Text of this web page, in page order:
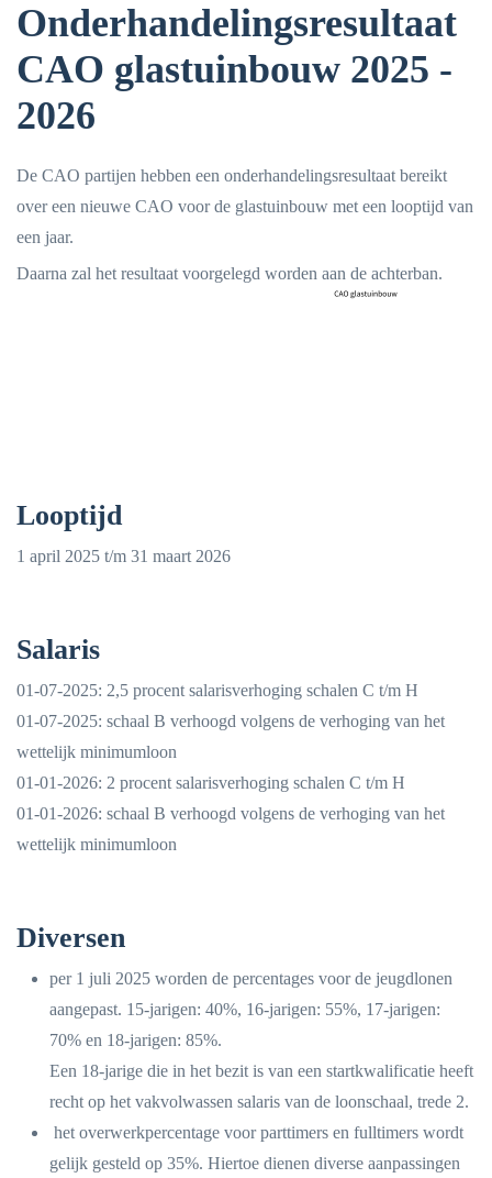
Onderhandelingsresultaat
CAO glastuinbouw 2025 -
2026
De CAO partijen hebben een onderhandelingsresultaat bereikt
over een nieuwe CAO voor de glastuinbouw met een looptijd van
een jaar.
Daarna zal het resultaat voorgelegd worden aan de achterban.
Looptijd
1 april 2025 t/m 31 maart 2026
Salaris
01-07-2025: 2,5 procent salarisverhoging schalen C t/m H
01-07-2025: schaal B verhoogd volgens de verhoging van het
wettelijk minimumloon
01-01-2026: 2 procent salarisverhoging schalen C t/m H
01-01-2026: schaal B verhoogd volgens de verhoging van het
wettelijk minimumloon
Diversen
per 1 juli 2025 worden de percentages voor de jeugdlonen
aangepast. 15-jarigen: 40%, 16-jarigen: 55%, 17-jarigen:
70% en 18-jarigen: 85%.
Een 18-jarige die in het bezit is van een startkwalificatie heeft
recht op het vakvolwassen salaris van de loonschaal, trede 2.
het overwerkpercentage voor parttimers en fulltimers wordt
gelijk gesteld op 35%. Hiertoe dienen diverse aanpassingen